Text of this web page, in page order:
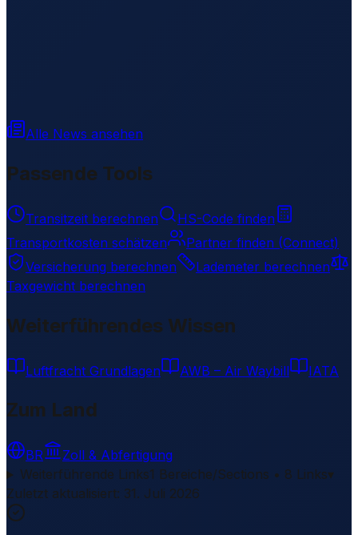
Alle News ansehen
Passende Tools
Transitzeit berechnen
HS-Code finden
Transportkosten schätzen
Partner finden (Connect)
Versicherung berechnen
Lademeter berechnen
Taxgewicht berechnen
Weiterführendes Wissen
Luftfracht Grundlagen AWB – Air Waybill IATA
Zum Land
BR
Zoll & Abfertigung
Weiterführende Links1 Bereiche/Sections • 8 Links▾
Zuletzt aktualisiert: 31. Juli 2026